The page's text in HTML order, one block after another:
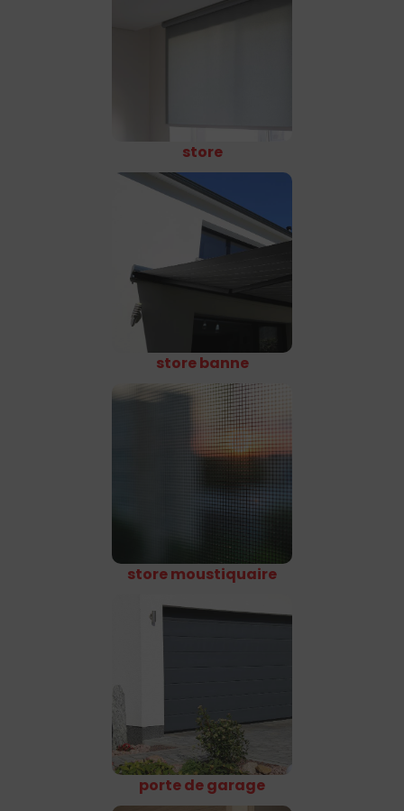
store
store banne
store moustiquaire
porte de garage